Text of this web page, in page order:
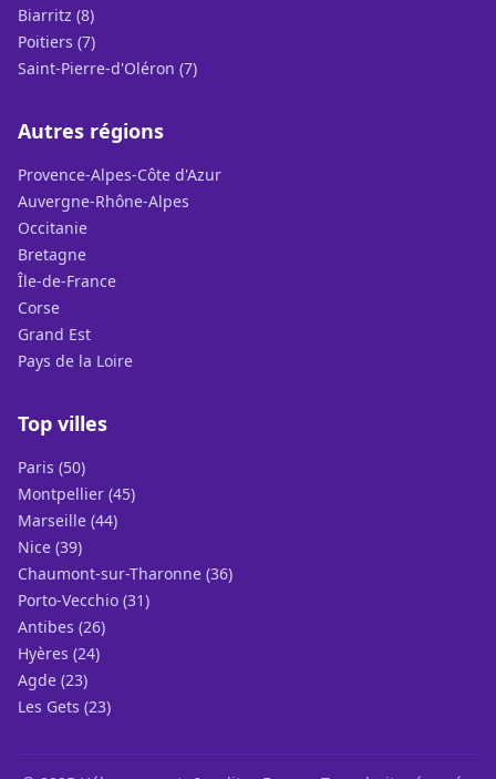
Biarritz (8)
Poitiers (7)
Saint-Pierre-d'Oléron (7)
Autres régions
Provence-Alpes-Côte d'Azur
Auvergne-Rhône-Alpes
Occitanie
Bretagne
Île-de-France
Corse
Grand Est
Pays de la Loire
Top villes
Paris (50)
Montpellier (45)
Marseille (44)
Nice (39)
Chaumont-sur-Tharonne (36)
Porto-Vecchio (31)
Antibes (26)
Hyères (24)
Agde (23)
Les Gets (23)